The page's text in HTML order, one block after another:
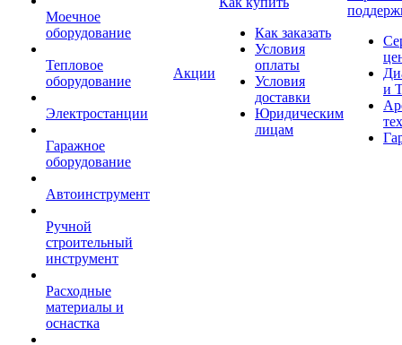
Моечное
оборудование
Тепловое
оборудование
Электростанции
Гаражное
оборудование
Автоинструмент
Ручной
строительный
инструмент
Расходные
материалы и
оснастка
Акции
Как заказать
Условия
оплаты
Условия
доставки
Юридическим
лицам
и